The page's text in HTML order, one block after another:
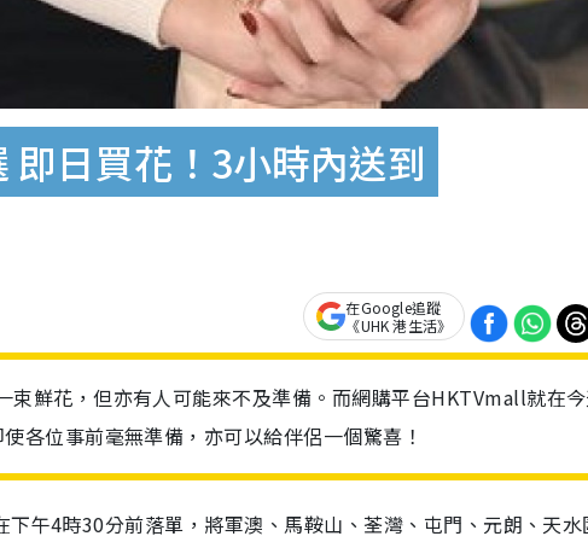
日買花！3小時內送到
在Google追蹤
《UHK 港生活》
束鮮花，但亦有人可能來不及準備。而網購平台HKTVmall就在
各位事前毫無準備，亦可以給伴侶一個驚喜！
午4時30分前落單，將軍澳、馬鞍山、荃灣、屯門、元朗、天水